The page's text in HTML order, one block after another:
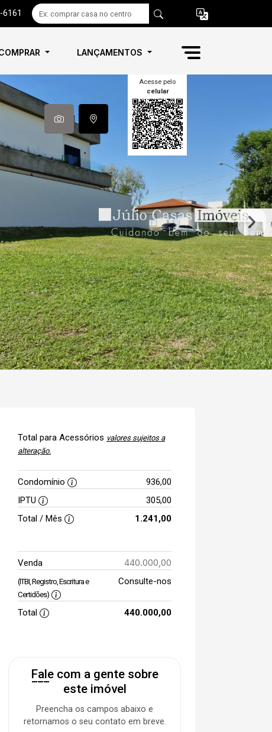
LANÇAMENTOS
Acesse pelo
celular
Total para Acessórios valores sujeitos a
alteração.
Condomínio
936,00
IPTU
305,00
Total / Mês
1.241,00
Venda 440.000,00
(ITBI, Registro, Escritura e
Certidões)
Consulte-nos
Total 440.000,00
Fale com a gente sobre
este imóvel
Preencha os campos abaixo e
retornamos o seu contato em breve.